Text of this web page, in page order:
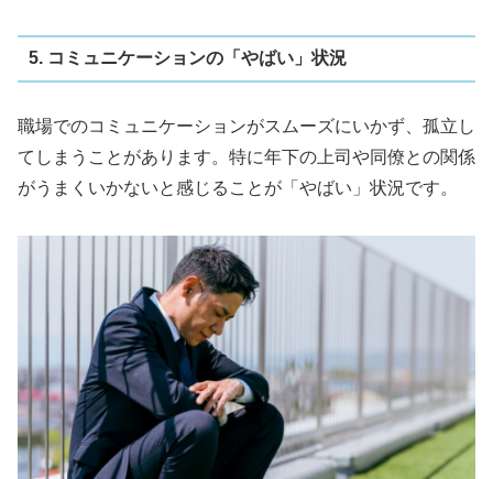
5. コミュニケーションの「やばい」状況
職場でのコミュニケーションがスムーズにいかず、孤立し
てしまうことがあります。特に年下の上司や同僚との関係
がうまくいかないと感じることが「やばい」状況です。